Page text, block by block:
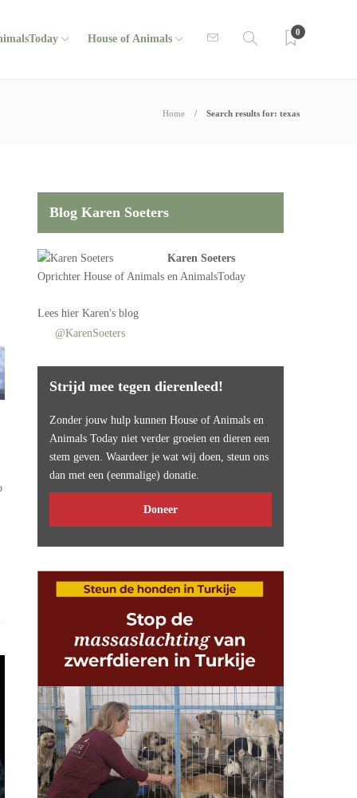
House of Animals
0
Home Search results for: texas
Blog Karen Soeters
Karen Soeters
Oprichter House of Animalsen AnimalsToday
Lees hier Karen's blog
@KarenSoeters
Strijd mee tegen dierenleed!
Zonder jouw hulp kunnen House of Animals en
Animals Today niet verder groeien en dieren een
stem geven. Waardeer je wat wij doen, steun ons
dan met een (eenmalige) donatie.
Doneer